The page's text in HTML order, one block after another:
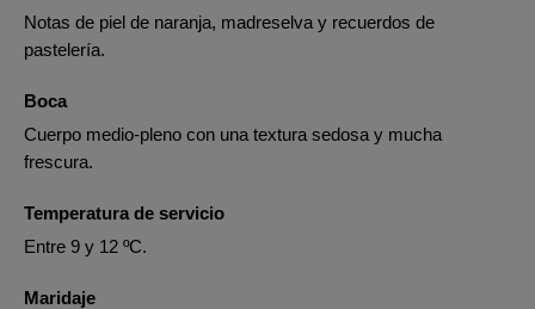
Notas de piel de naranja, madreselva y recuerdos de
pastelería.
Boca
Cuerpo medio-pleno con una textura sedosa y mucha
frescura.
Temperatura de servicio
Entre 9 y 12 ºC.
Maridaje